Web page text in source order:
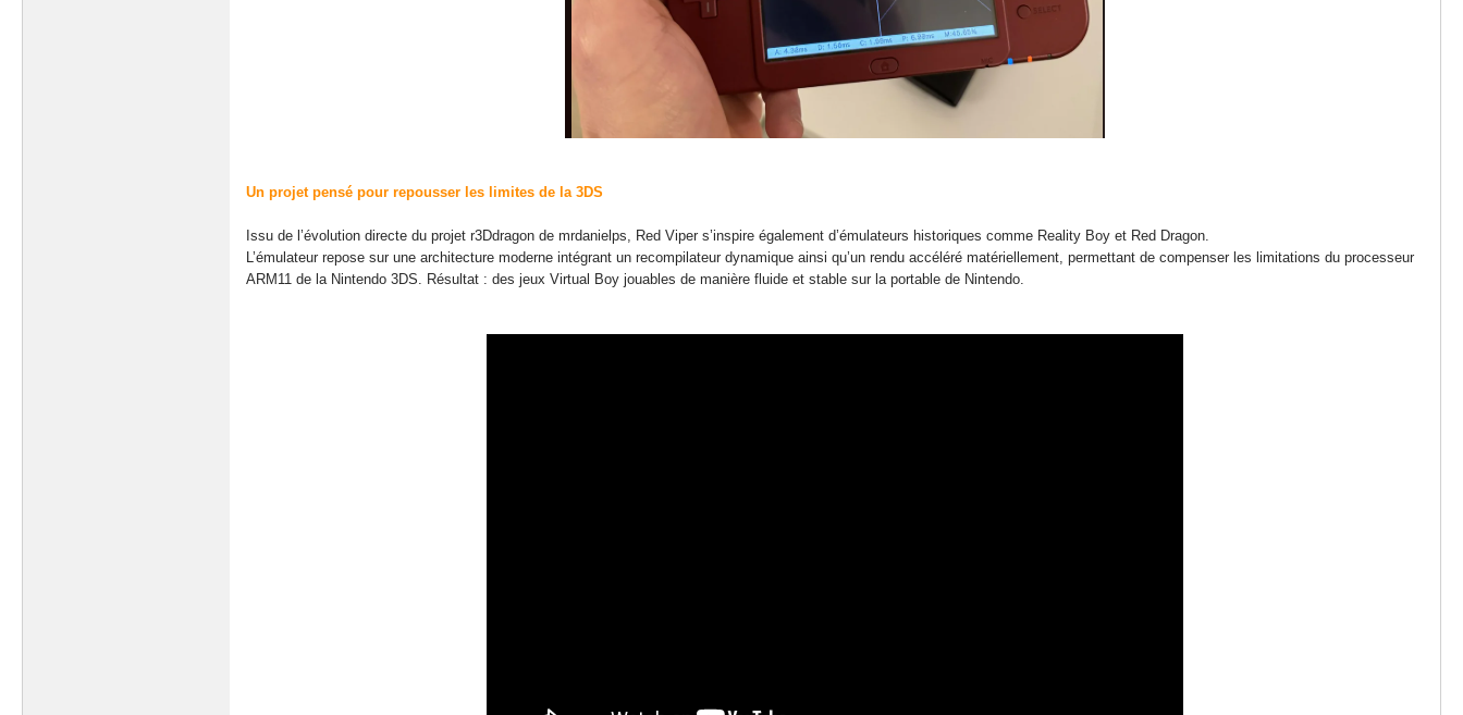
Un projet pensé pour repousser les limites de la 3DS
Issu de l’évolution directe du projet r3Ddragon de mrdanielps, Red Viper s’inspire également d’émulateurs historiques comme Reality Boy et Red Dragon.
L’émulateur repose sur une architecture moderne intégrant un recompilateur dynamique ainsi qu’un rendu accéléré matériellement, permettant de compenser les limitations du processeur
ARM11 de la Nintendo 3DS. Résultat : des jeux Virtual Boy jouables de manière fluide et stable sur la portable de Nintendo.